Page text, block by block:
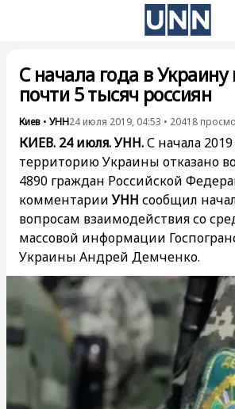
С начала года в Украину
почти 5 тысяч россиян
Киев • УНН24 июля 2019, 04:53 • 20418
КИЕВ. 24 июля. УНН.С начала
территорию Украины отказано
4890 граждан Российской
комментарииУНН сообщил
вопросам взаимодействия со
массовой информации
Украины Андрей Демченко.